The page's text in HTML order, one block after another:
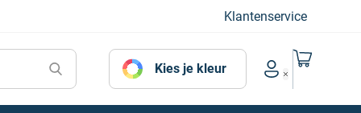
Klantenservice
Kies je kleur
Account menu
Naar mijn